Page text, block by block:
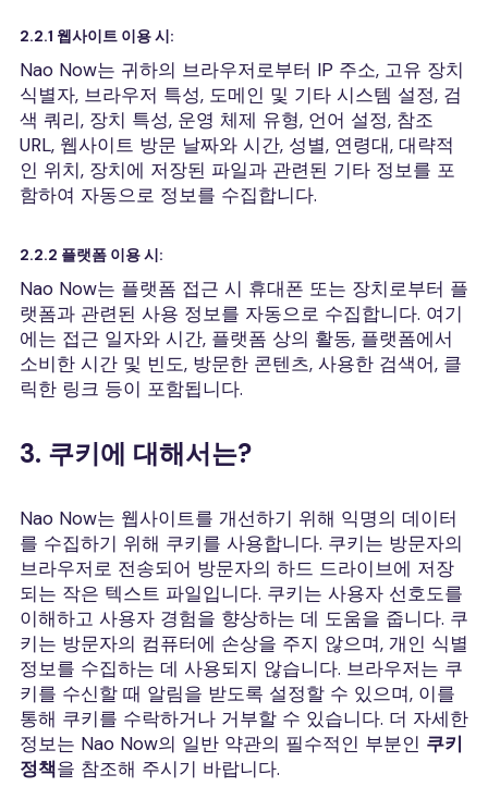
2.2.1 웹사이트 이용 시:
Nao Now는 귀하의 브라우저로부터 IP 주소, 고유 장치
식별자, 브라우저 특성, 도메인 및 기타 시스템 설정, 검
색 쿼리, 장치 특성, 운영 체제 유형, 언어 설정, 참조
URL, 웹사이트 방문 날짜와 시간, 성별, 연령대, 대략적
인 위치, 장치에 저장된 파일과 관련된 기타 정보를 포
함하여 자동으로 정보를 수집합니다.
2.2.2 플랫폼 이용 시:
Nao Now는 플랫폼 접근 시 휴대폰 또는 장치로부터 플
랫폼과 관련된 사용 정보를 자동으로 수집합니다. 여기
에는 접근 일자와 시간, 플랫폼 상의 활동, 플랫폼에서
소비한 시간 및 빈도, 방문한 콘텐츠, 사용한 검색어, 클
릭한 링크 등이 포함됩니다.
3. 쿠키에 대해서는?
Nao Now는 웹사이트를 개선하기 위해 익명의 데이터
를 수집하기 위해 쿠키를 사용합니다. 쿠키는 방문자의
브라우저로 전송되어 방문자의 하드 드라이브에 저장
되는 작은 텍스트 파일입니다. 쿠키는 사용자 선호도를
이해하고 사용자 경험을 향상하는 데 도움을 줍니다. 쿠
키는 방문자의 컴퓨터에 손상을 주지 않으며, 개인 식별
정보를 수집하는 데 사용되지 않습니다. 브라우저는 쿠
키를 수신할 때 알림을 받도록 설정할 수 있으며, 이를
통해 쿠키를 수락하거나 거부할 수 있습니다. 더 자세한
정보는 Nao Now의 일반 약관의 필수적인 부분인 쿠키
정책을 참조해 주시기 바랍니다.